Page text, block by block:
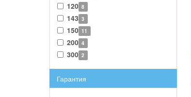
120 8
143 3
150 11
200 4
300 2
Гарантия